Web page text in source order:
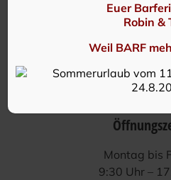
Mon­tag bis
9:30 Uhr –
Euer
Robin &
Weil BARF